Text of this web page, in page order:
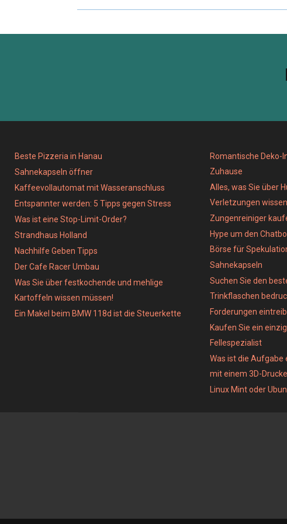
Beste Pizzeria in Hanau
Sahnekapseln öffner
Kaffeevollautomat mit Wasseranschluss
Entspannter werden: 5 Tipps gegen Stress
Was ist eine Stop-Limit-Order?
Strandhaus Holland
Nachhilfe Geben Tipps
Der Cafe Racer Umbau
Was Sie über festkochende und mehlige
Kartoffeln wissen müssen!
Ein Makel beim BMW 118d ist die Steuerkette
Romantische Deko-
Zuhause
Alles, was Sie über
Verletzungen
Zungenreiniger
Hype um den
Börse für
Sahnekapseln
Suchen Sie den
Trinkflaschen
Forderungen
Kaufen Sie ein
Fellespezialist
Was ist die Aufgabe
mit einem 3D-
Linux Mint oder